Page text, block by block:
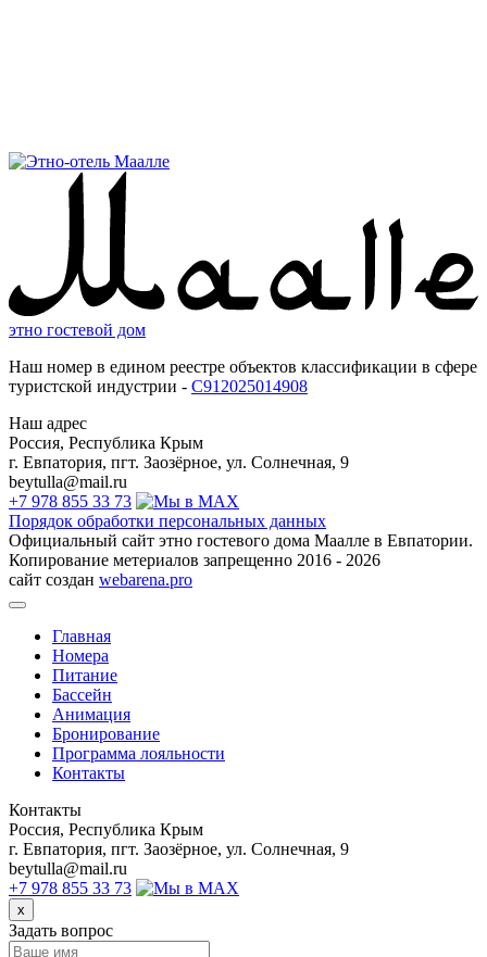
этно гостевой дом
Наш номер в едином реестре объектов классификации в сфере
туристской индустрии - С912025014908
Наш адрес
Россия, Республика Крым
г. Евпатория, пгт. Заозёрное, ул. Солнечная, 9
beytulla@mail.ru
+7 978 855 33 73
Порядок обработки персональных данных
Официальный сайт этно гостевого дома Маалле в Евпатории.
Копирование метериалов запрещенно 2016 - 2026
сайт создан webarena.pro
Главная
Номера
Питание
Бассейн
Анимация
Бронирование
Программа лояльности
Контакты
Контакты
Россия, Республика Крым
г. Евпатория, пгт. Заозёрное, ул. Солнечная, 9
beytulla@mail.ru
+7 978 855 33 73
x
Задать вопрос